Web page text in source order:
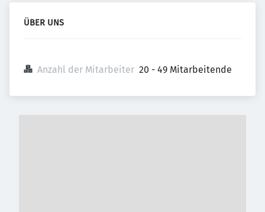
ÜBER UNS
Anzahl der Mitarbeiter 20 - 49 Mitarbeitende